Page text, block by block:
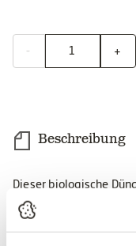
- +
Beschreibung
Dieser biologische
Rohstoffen
ausgewogenen